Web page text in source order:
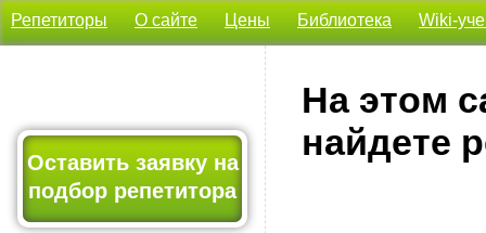
Репетиторы О сайте Цены Библиотека Wiki-
Оставить заявку на
подбор репетитора
На этом
найдете